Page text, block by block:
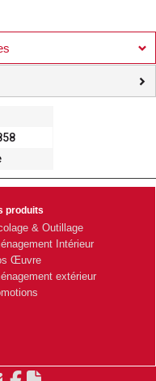
produits
& Outillage
Intérieur
Œuvre
extérieur